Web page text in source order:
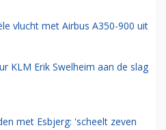
vlucht met Airbus A350-900 uit
KLM Erik Swelheim aan de slag
met Esbjerg: 'scheelt zeven